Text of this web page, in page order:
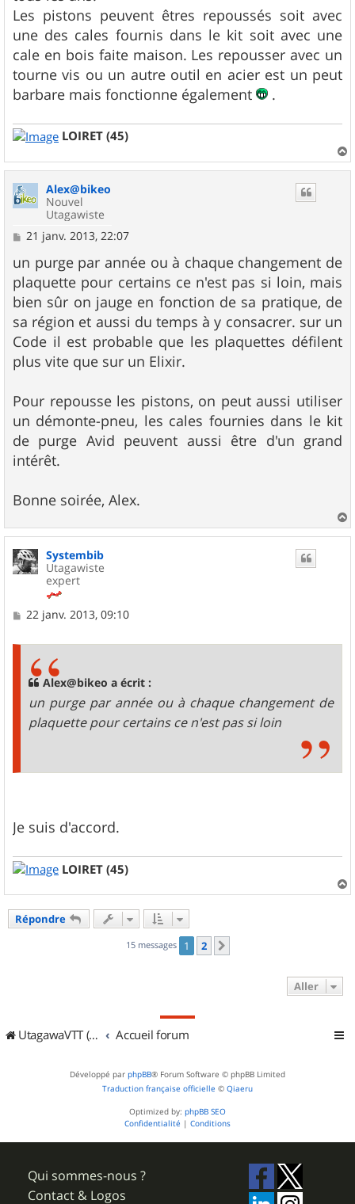
e
Les pistons peuvent êtres repoussés soit avec
une des cales fournis dans le kit soit avec une
cale en bois faite maison. Les repousser avec un
tourne vis ou un autre outil en acier est un peut
barbare mais fonctionne également
.
LOIRET (45)
a
Alex@bikeo
Nouvel
Utagawiste
M
s
s
a
g
e
21 janv. 2013, 22:07
un purge par année ou à chaque changement de
plaquette pour certains ce n'est pas si loin, mais
bien sûr on jauge en fonction de sa pratique, de
sa région et aussi du temps à y consacrer. sur un
Code il est probable que les plaquettes défilent
plus vite que sur un Elixir.
Pour repousse les pistons, on peut aussi utiliser
un démonte-pneu, les cales fournies dans le kit
de purge Avid peuvent aussi être d'un grand
intérêt.
Bonne soirée, Alex.
a
Systembib
Utagawiste
expert
M
22 janv. 2013, 09:10
Alex@bikeo a écrit :
un purge par année ou à chaque changement de
plaquette pour certains ce n'est pas si loin
Je suis d'accord.
LOIRET (45)
a
Répondre
15 messages 1 2
Aller
UtagawaVTT (Randos VTT et VTTAE avec traces GPS) Accueil forum
Développé par phpBB® Forum Software © phpBB Limited
Traduction française officielle © Qiaeru
Optimized by: phpBB SEO
Confidentialité | Conditions
Qui sommes-nous ?
Contact & Logos